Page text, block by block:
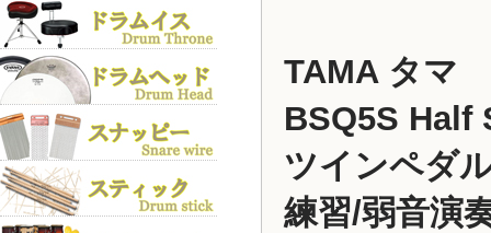
TAMA タマ
BSQ5S Half
ツインペダ
練習/弱音演